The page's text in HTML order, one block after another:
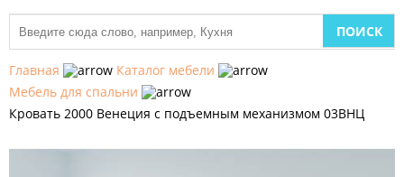
Главная
Каталог мебели
Мебель для спальни
Кровать 2000 Венеция с подъемным механизмом 03ВНЦ
МЕБЕЛЬ
КУХНИ
ДЕТСКАЯ